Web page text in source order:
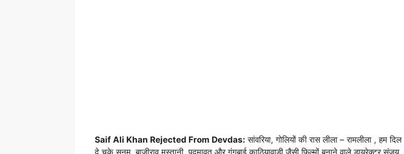
Saif Ali Khan Rejected From Devdas: सांवरिया, गोलियों की रास लीला – रामलीला , हम दिल